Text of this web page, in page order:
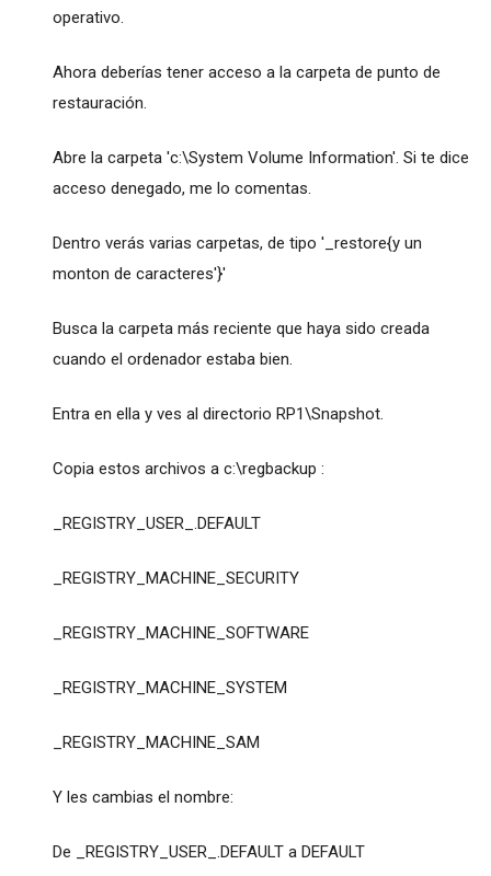
operativo.
Ahora deberías tener acceso a la carpeta de punto de
restauración.
Abre la carpeta 'c:\System Volume Information'. Si te dice
acceso denegado, me lo comentas.
Dentro verás varias carpetas, de tipo '_restore{y un
monton de caracteres'}'
Busca la carpeta más reciente que haya sido creada
cuando el ordenador estaba bien.
Entra en ella y ves al directorio RP1\Snapshot.
Copia estos archivos a c:\regbackup :
_REGISTRY_USER_.DEFAULT
_REGISTRY_MACHINE_SECURITY
_REGISTRY_MACHINE_SOFTWARE
_REGISTRY_MACHINE_SYSTEM
_REGISTRY_MACHINE_SAM
Y les cambias el nombre:
De _REGISTRY_USER_.DEFAULT a DEFAULT